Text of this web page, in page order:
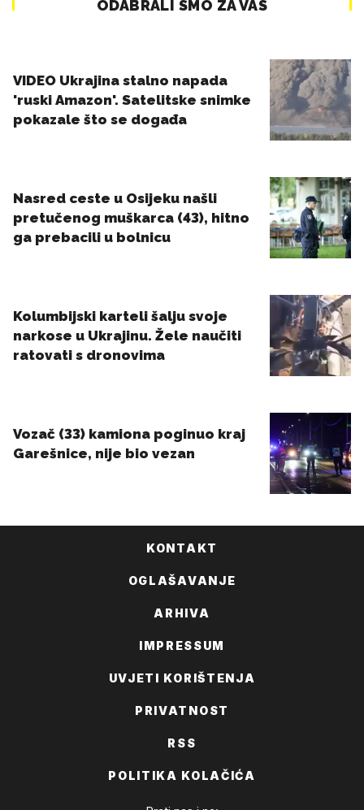
KONTAKT
OGLAŠAVANJE
ARHIVA
IMPRESSUM
UVJETI KORIŠTENJA
PRIVATNOST
RSS
POLITIKA KOLAČIĆA